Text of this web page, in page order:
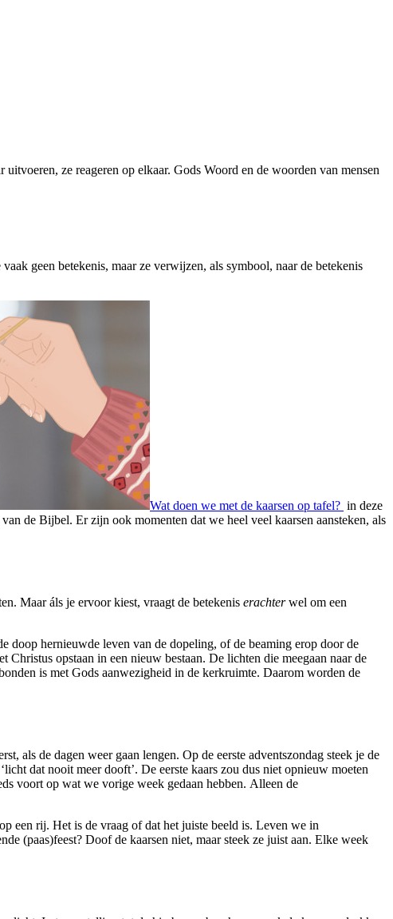
ze reageren op elkaar. Gods Woord en de woorden van mensen
geen betekenis, maar ze verwijzen, als symbool, naar de betekenis
Wat doen we met de kaarsen op tafel? in deze
de Bijbel. Er zijn ook momenten dat we heel veel kaarsen aansteken, als
Maar áls je ervoor kiest, vraagt de betekenis erachterwel om een
doop hernieuwde leven van de dopeling, of de beaming erop door de
opstaan in een nieuw bestaan. De lichten die meegaan naar de
is met Gods aanwezigheid in de kerkruimte. Daarom worden de
als de dagen weer gaan lengen. Op de eerste adventszondag steek je de
dat nooit meer dooft’. De eerste kaars zou dus niet opnieuw moeten
voort op wat we vorige week gedaan hebben. Alleen de
een rij. Het is de vraag of dat het juiste beeld is. Leven we in
(paas)feest? Doof de kaarsen niet, maar steek ze juist aan. Elke week